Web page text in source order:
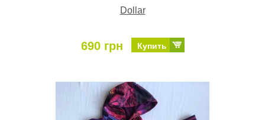
Dollar
690 грн Купить